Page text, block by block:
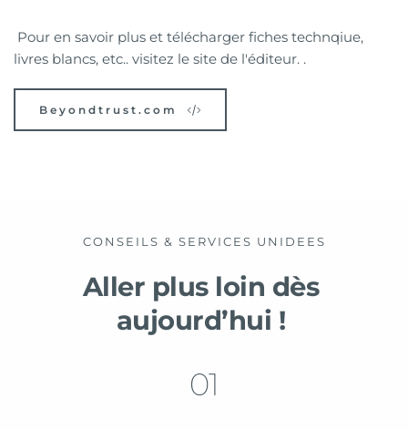
livres blancs, etc.. visitez le site de l'éditeur. .
Beyondtrust.com
CONSEILS & SERVICES UNIDEES
Aller plus loin dès
aujourd’hui !
01